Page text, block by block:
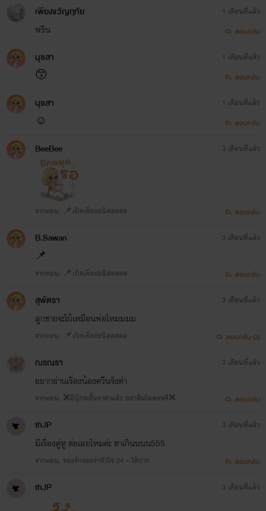
เพียงขวัญฤทัย
ฟริน
1 เดือนที่แล้ว
ตอบกลับ
นุชสา
😙
1 เดือนที่แล้ว
ตอบกลับ
นุชสา
☺️
1 เดือนที่แล้ว
ตอบกลับ
BeeBee
จากตอน: 📌เปิดเรื่องอนิสสสสส
3 เดือนที่แล้ว
ตอบกลับ
B.Sawan
📌
จากตอน: 📌เปิดเรื่องอนิสสสสส
3 เดือนที่แล้ว
ตอบกลับ
สุพัตรา
ลูกชายจะโบ้เหมือนพ่อไหมมมม
จากตอน: 📌เปิดเรื่องอนิสสสสส
3 เดือนที่แล้ว
ตอบกลับ (2)
ณรณรา
อยากอ่านเรื่องน้องควีนจังค่า
จากตอน: ❌อีบุ๊กจะขึ้นราคาแล้ว อย่าลืมโหลดฟรี❌
3 เดือนที่แล้ว
ตอบกลับ
thJP
มีเรื่องคู่หู ต่อเลยไหมค่ะ ฮาเกินนนน555
จากตอน: จองรักจองจำหัวใจ 24 < ใช้ปาก
3 เดือนที่แล้ว
ตอบกลับ
thJP 3 เดือนที่แล้ว